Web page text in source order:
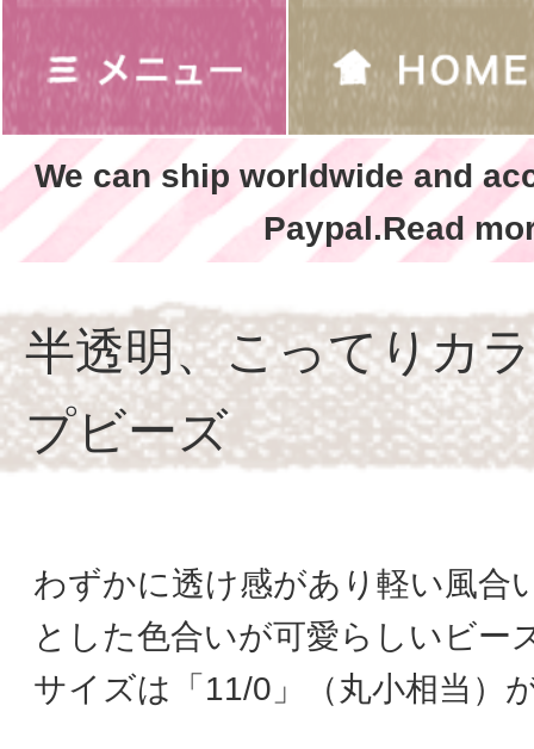
We can ship worldwide and
Paypal.Read
半透明、こってりカ
プビーズ
わずかに透け感があり軽い風合
とした色合いが可愛らしいビー
サイズは「11/0」（丸小相当）